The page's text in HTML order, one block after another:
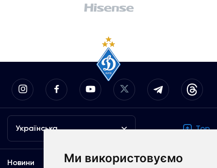
Ми використовуємо
Українська Top
Новини Медіа